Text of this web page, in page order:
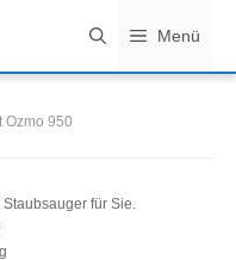
Menü
Ozmo 950
für Sie.